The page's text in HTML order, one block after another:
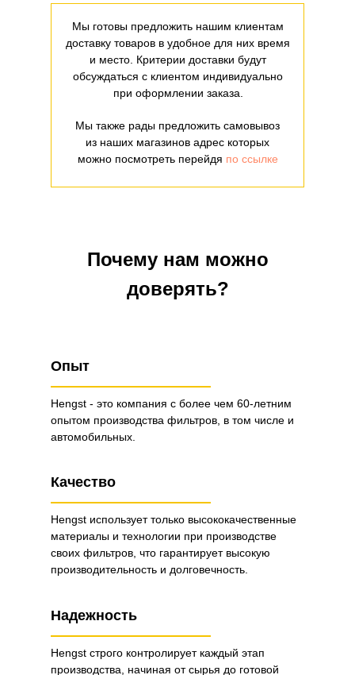
Мы готовы предложить нашим клиентам
доставку товаров в удобное для них время
и место. Критерии доставки будут
обсуждаться с клиентом индивидуально
при оформлении заказа.
Мы также рады предложить самовывоз
из наших магазинов адрес которых
можно посмотреть перейдя по ссылке
Почему нам можно
доверять?
Опыт
Hengst - это компания с более чем 60-летним
опытом производства фильтров, в том числе и
автомобильных.
Качество
Надежность
Hengst использует только высококачественные
материалы и технологии при производстве
своих фильтров, что гарантирует высокую
производительность и долговечность.
Hengst строго контролирует каждый этап
производства, начиная от сырья до готовой